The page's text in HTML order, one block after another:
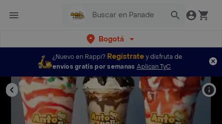
Bogotá
¿Nuevo en Rappi? Regístratey disfruta de
envíos gratis por semanas Aplican TyC